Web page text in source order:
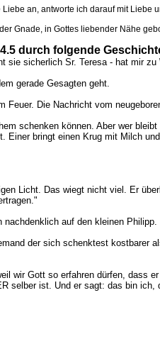
an, antworte ich darauf mit
Gnade, in Gottes liebender Nähe
durch folgende
sie sicherlich Sr. Teresa - hat mir
gerade Gesagten geht.
Feuer. Die Nachricht vom
schenken können. Aber wer
Einer bringt einen Krug mit Milch
Licht. Das wiegt nicht viel. Er
auf den kleinen
der sich schenktest kostbarer
wir Gott so erfahren dürfen,
selber ist. Und er sagt: das bin